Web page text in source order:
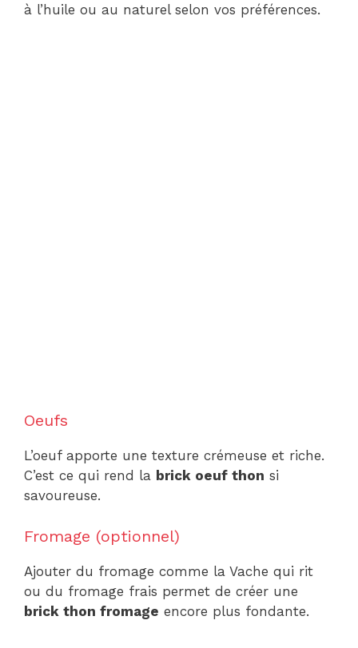
à l’huile ou au naturel selon vos préférences.
Oeufs
L’oeuf apporte une texture crémeuse et riche.
C’est ce qui rend la brick oeuf thon si
savoureuse.
Fromage (optionnel)
Ajouter du fromage comme la Vache qui rit
ou du fromage frais permet de créer une
brick thon fromage encore plus fondante.